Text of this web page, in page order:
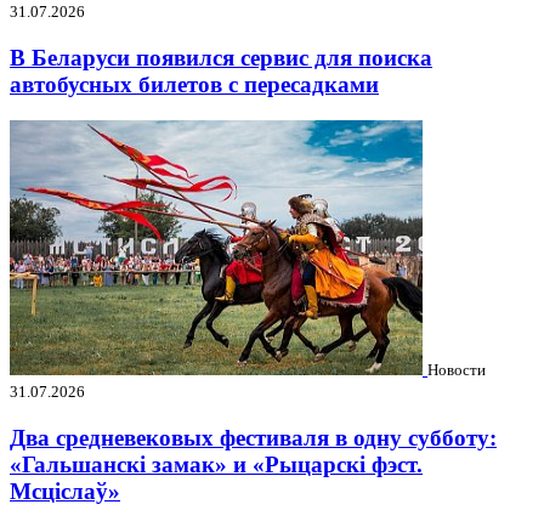
31.07.2026
В Беларуси появился сервис для поиска
автобусных билетов с пересадками
Новости
31.07.2026
Два средневековых фестиваля в одну субботу:
«Гальшанскі замак» и «Рыцарскі фэст.
Мсціслаў»